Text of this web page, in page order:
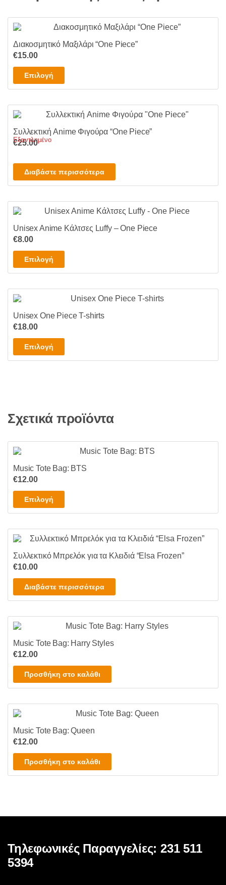
Διακοσμητικό Μαξιλάρι “One Piece”
€15.00
Επιλογή
το
πολλαπλές
παραλλαγές.
μπορούν
να
του
Συλλεκτική Anime Φιγούρα “One Piece”
€25.00
Εξαντλημένο
Διαβάστε περισσότερα
Unisex Anime Κάλτσες Luffy – One Piece
€8.00
Επιλογή
το
παραλλαγές.
επιλογές
μπορούν
προϊόντος
Unisex One Piece T-shirts
€18.00
Επιλογή
το
Οι
επιλογές
μπορούν
επιλεγούν
σελίδα
προϊόντος
Σχετικά προϊόντα
Music Tote Bag: BTS
€12.00
Επιλογή
το
πολλαπλές
παραλλαγές.
επιλογές
μπορούν
επιλεγούν
στη
σελίδα
προϊόντος
Συλλεκτικό Μπρελόκ για τα Κλειδιά “Elsa Frozen”
€10.00
Διαβάστε περισσότερα
Music Tote Bag: Harry Styles
€12.00
Προσθήκη στο καλάθι
Music Tote Bag: Queen
€12.00
Προσθήκη στο καλάθι
Τηλεφωνικές Παραγγελίες: 231 511
5394